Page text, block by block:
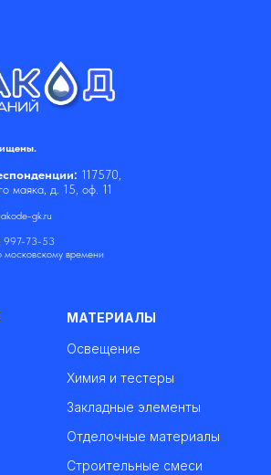
117570,
маяка, д. 15, оф. 11
gk.ru
997-73-53
времени
МАТЕРИАЛЫ
Освещение
Химия и тестеры
Закладные элементы
Отделочные материалы
Строительные смеси